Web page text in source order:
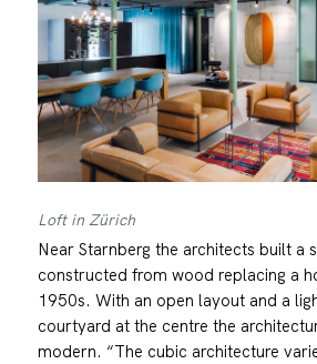
Loft in Zürich
Near Starnberg the architects built a
constructed from wood replacing a
1950s. With an open layout and a
courtyard at the centre the
modern. “The cubic architecture